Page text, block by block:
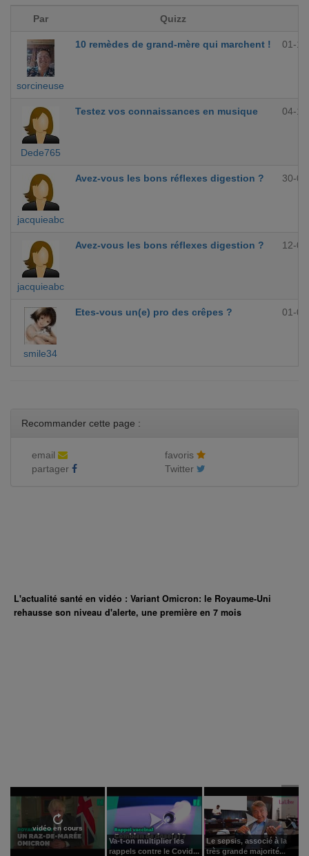
Par Quizz
sorcineuse
10 remèdes de grand-mère qui marchent ! 01-
Dede765
Testez vos connaissances en musique 04-
jacquieabc
Avez-vous les bons réflexes digestion ? 30-
jacquieabc
Avez-vous les bons réflexes digestion ? 12-
smile34
Etes-vous un(e) pro des crêpes ? 01-
Recommander cette page :
email
favoris
partager
Twitter
L'actualité santé en vidéo : Variant Omicron: le Royaume-Uni
rehausse son niveau d'alerte, une première en 7 mois
vidéo en cours
Va-t-on multiplier les
rappels contre le Covid...
Le sepsis, associé à la
très grande majorité...